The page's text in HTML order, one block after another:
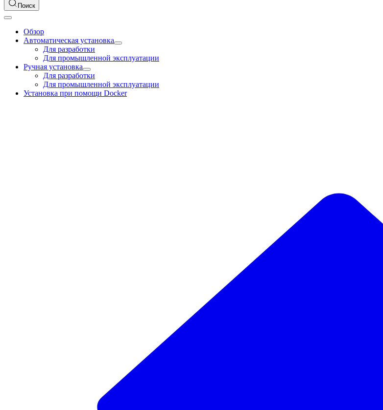
Поиск
Обзор
Автоматическая установка
Для разработки
Для промышленной эксплуатации
Ручная установка
Для разработки
Для промышленной эксплуатации
Установка при помощи Docker